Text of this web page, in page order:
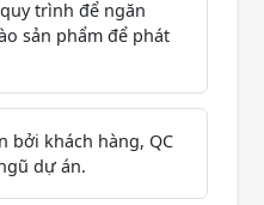
trình để ngăn
sản phẩm để phát
bởi khách hàng, QC
dự án.